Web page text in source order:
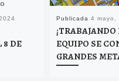
8 DE
Publicada 4 mayo,
¡TRABAJANDO
EQUIPO SE
GRANDES